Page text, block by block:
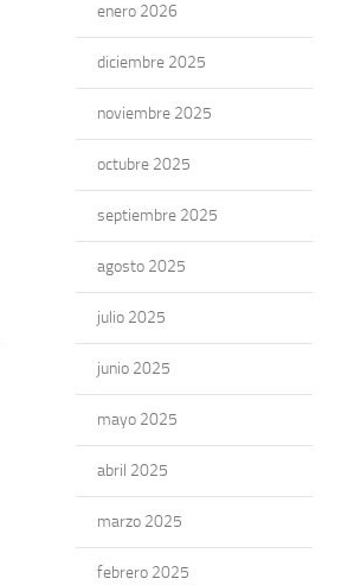
enero 2026
diciembre 2025
noviembre 2025
octubre 2025
septiembre 2025
agosto 2025
julio 2025
junio 2025
mayo 2025
abril 2025
marzo 2025
febrero 2025